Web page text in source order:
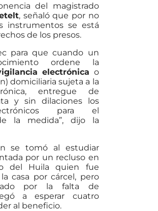
del magistrado
, señaló que por no
instrumentos se está
de los presos.
para que cuando un
ordene la
electrónica o
domiciliaria sujeta a la
entregue de
y sin dilaciones los
para el
la medida”, dijo la
se tomó al estudiar
por un recluso en
del Huila quien fue
casa por cárcel, pero
por la falta de
a esperar cuatro
al beneficio.